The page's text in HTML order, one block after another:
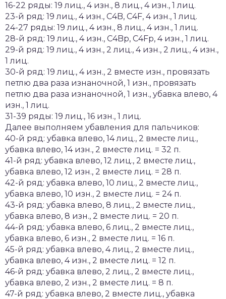
16-22 ряды: 19 лиц., 4 изн., 8 лиц., 4 изн., 1 лиц.
23-й ряд: 19 лиц., 4 изн., C4B, C4F, 4 изн., 1 лиц.
24-27 ряды: 19 лиц., 4 изн., 8 лиц., 4 изн., 1 лиц.
28-й ряд: 19 лиц., 4 изн., C4Bp, C4Fp, 4 изн., 1 лиц.
29-й ряд: 19 лиц., 4 изн., 2 лиц., 4 изн., 2 лиц., 4 изн.,
1 лиц.
30-й ряд: 19 лиц., 4 изн., 2 вместе изн., провязать
петлю два раза изнаночной, 1 изн., провязать
петлю два раза изнаночной, 1 изн., убавка влево, 4
изн., 1 лиц.
31-39 ряды: 19 лиц., 16 изн., 1 лиц.
Далее выполняем убавления для пальчиков:
40-й ряд: убавка влево, 14 лиц., 2 вместе лиц.,
убавка влево, 14 изн., 2 вместе лиц. = 32 п.
41-й ряд: убавка влево, 12 лиц., 2 вместе лиц.,
убавка влево, 12 изн., 2 вместе лиц. = 28 п.
42-й ряд: убавка влево, 10 лиц., 2 вместе лиц.,
убавка влево, 10 изн., 2 вместе лиц. = 24 п.
43-й ряд: убавка влево, 8 лиц., 2 вместе лиц.,
убавка влево, 8 изн., 2 вместе лиц. = 20 п.
44-й ряд: убавка влево, 6 лиц., 2 вместе лиц.,
убавка влево, 6 изн., 2 вместе лиц. = 16 п.
45-й ряд: убавка влево, 4 лиц., 2 вместе лиц.,
убавка влево, 4 изн., 2 вместе лиц. = 12 п.
46-й ряд: убавка влево, 2 лиц., 2 вместе лиц.,
убавка влево, 2 изн., 2 вместе лиц. = 8 п.
47-й ряд: убавка влево, 2 вместе лиц., убавка